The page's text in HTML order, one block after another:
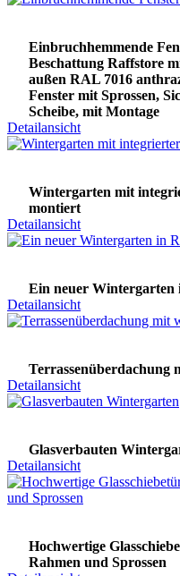
Einbruchhemmende
Beschattung Raffstore
außen RAL 7016
Fenster mit Sprossen,
Scheibe, mit Montage
Detailansicht
Wintergarten mit
montiert
Detailansicht
Ein neuer Wintergarten
Detailansicht
Terrassenüberdachung
Detailansicht
Glasverbauten
Detailansicht
Hochwertige
Rahmen und Sprossen